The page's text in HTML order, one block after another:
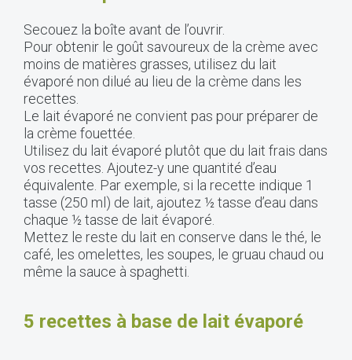
Secouez la boîte avant de l’ouvrir.
Pour obtenir le goût savoureux de la crème avec
moins de matières grasses, utilisez du lait
évaporé non dilué au lieu de la crème dans les
recettes.
Le lait évaporé ne convient pas pour préparer de
la crème fouettée.
Utilisez du lait évaporé plutôt que du lait frais dans
vos recettes. Ajoutez-y une quantité d’eau
équivalente. Par exemple, si la recette indique 1
tasse (250 ml) de lait, ajoutez ½ tasse d’eau dans
chaque ½ tasse de lait évaporé.
Mettez le reste du lait en conserve dans le thé, le
café, les omelettes, les soupes, le gruau chaud ou
même la sauce à spaghetti.
5 recettes à base de lait évaporé